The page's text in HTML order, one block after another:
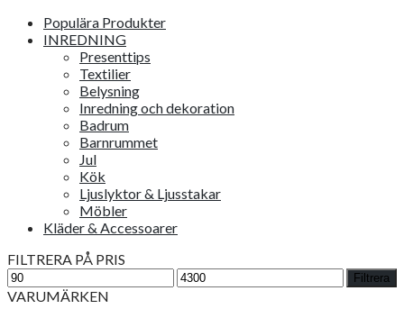
Populära Produkter
INREDNING
Presenttips
Textilier
Belysning
Inredning och dekoration
Badrum
Barnrummet
Jul
Kök
Ljuslyktor & Ljusstakar
Möbler
Kläder & Accessoarer
FILTRERA PÅ PRIS
Min
pris
Max
pris
Filtrera
VARUMÄRKEN